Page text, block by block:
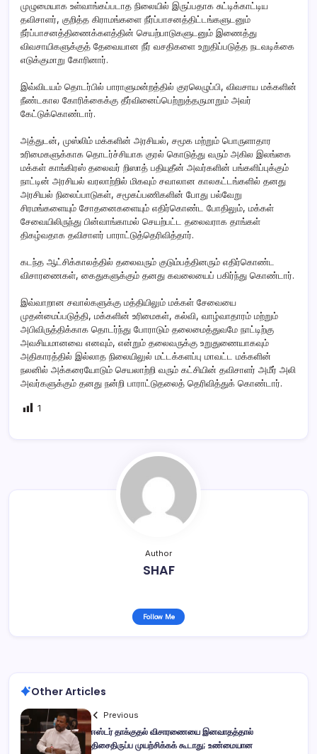
முழுமையாக உள்வாங்கப்படாத நிலையில் இருப்பதாக சுட்டிக்காட்டிய
தவிசாளர், குறித்த கிராமங்களை நீர்ப்பாசனத்திட்டங்களுடனும்
நீர்ப்பாசனத்திணைக்களத்தின் செயற்பாடுகளுடனும் இணைத்து
விவசாயிகளுக்குத் தேவையான நீர் வசதிகளை உறுதிப்படுத்த நடவடிக்கை
எடுக்குமாறு கோரினார்.
இவ்விடயம் தொடர்பில் பாராளுமன்றத்தில் குரலெழுப்பி, விவசாய மக்களின்
நீண்டகால கோரிக்கைக்கு தீர்வினைப்பெற்றுத்தருமாறும் அவர்
கேட்டுக்கொண்டார்.
அத்துடன், முஸ்லிம் மக்களின் அரசியல், சமூக மற்றும் பொருளாதார
உரிமைகளுக்காக தொடர்ச்சியாக குரல் கொடுத்து வரும் அகில இலங்கை
மக்கள் காங்கிரஸ் தலைவர் றிஸாத் பதியுதீன் அவர்களின் பங்களிப்புக்கும்
நாட்டின் அரசியல் வரலாற்றில் மிகவும் சவாலான காலகட்டங்களில் தனது
அரசியல் நிலைப்பாடுகள், சமூகப்பணிகளின் போது பல்வேறு
சிரமங்களையும் சோதனைகளையும் எதிர்கொண்ட போதிலும், மக்கள்
சேவையிலிருந்து பின்வாங்காமல் செயற்பட்ட தலைவராக தாங்கள்
திகழ்வதாக தவிசாளர் பாராட்டுத்தெரிவித்தார்.
கடந்த ஆட்சிக்காலத்தில் தலைவரும் குடும்பத்தினரும் எதிர்கொண்ட
விசாரணைகள், கைதுகளுக்கும் தனது கவலையைப் பகிர்ந்து கொண்டார்.
இவ்வாறான சவால்களுக்கு மத்தியிலும் மக்கள் சேவையை
முதன்மைப்படுத்தி, மக்களின் உரிமைகள், கல்வி, வாழ்வாதாரம் மற்றும்
அபிவிருத்திக்காக தொடர்ந்து போராடும் தலைமைத்துவமே நாட்டிற்கு
அவசியமானவை எனவும், என்றும் தலைவருக்கு உறுதுணையாகவும்
அதிகாரத்தில் இல்லாத நிலையிலுல் மட்டக்களப்பு மாவட்ட மக்களின்
நலனில் அக்கரையோடும் செயலாற்றி வரும் கட்சியின் தவிசாளர் அமீர் அலி
அவர்களுக்கும் தனது நன்றி பாராட்டுதலைத் தெரிவித்துக் கொண்டார்.
1
Author
SHAF
Follow Me
Other Articles
Previous
ஈஸ்டர் தாக்குதல் விசாரணையை இனவாதத்தால்
திசைதிருப்ப முயற்சிக்கக் கூடாது; உண்மையான